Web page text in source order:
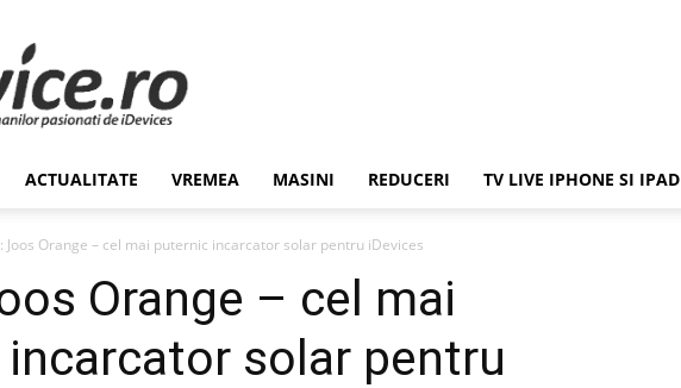
Stiri
de
Ultima
Ora
Romania,
Economie,
–
iDevice.ro
ACTUALITATE VREMEA MASINI REDUCERI TV LIVE IPHONE SI IPAD
Joos Orange – cel mai puternic incarcator solar pentru iDevices
Orange – cel mai
solar pentru